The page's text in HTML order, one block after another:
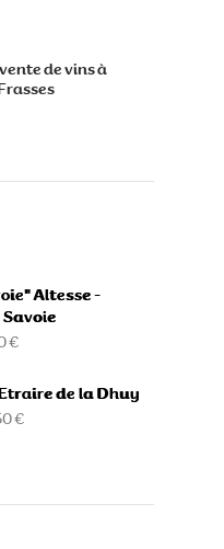
de vins à
Altesse -
Savoie
€
de la Dhuy
€